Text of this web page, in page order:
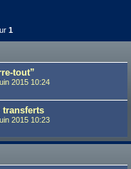
1
tout”
2015 10:24
2015 10:23